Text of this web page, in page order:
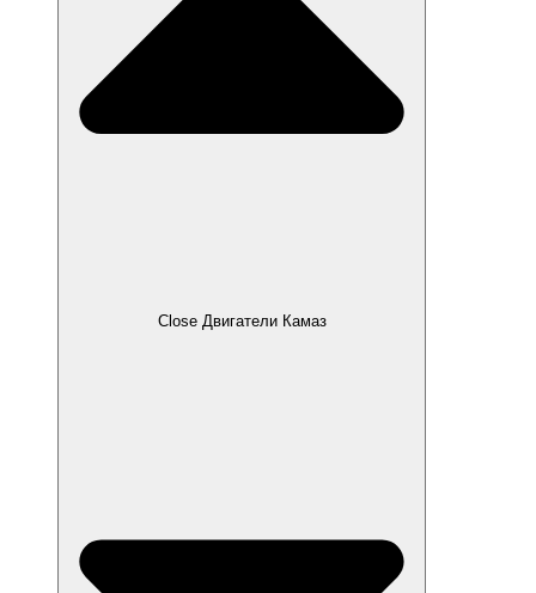
Close Двигатели Камаз